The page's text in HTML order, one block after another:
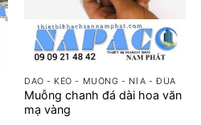
+
DAO - KÉO - MUỖNG - NĨA - ĐŨA
Muỗng chanh đá dài hoa văn
mạ vàng